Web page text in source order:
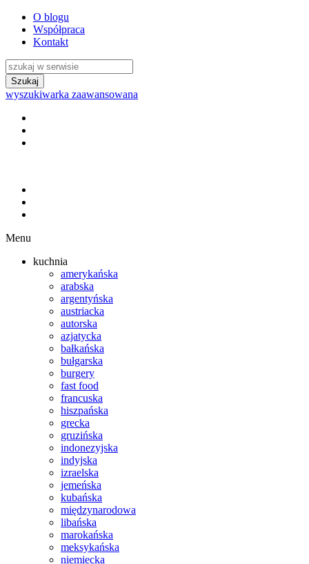
O blogu
Współpraca
Kontakt
wyszukiwarka zaawansowana
Menu
kuchnia
amerykańska
arabska
argentyńska
austriacka
autorska
azjatycka
bałkańska
bułgarska
burgery
fast food
francuska
hiszpańska
grecka
gruzińska
indonezyjska
indyjska
izraelska
jemeńska
kubańska
międzynarodowa
libańska
marokańska
meksykańska
niemiecka